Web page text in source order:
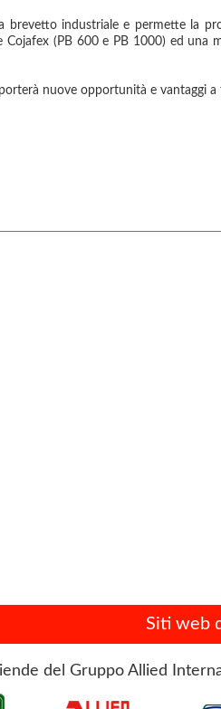
industriale e permette la
(PB 600 e PB 1000) ed una
nuove opportunità e vantaggi
Siti web
del Gruppo Allied